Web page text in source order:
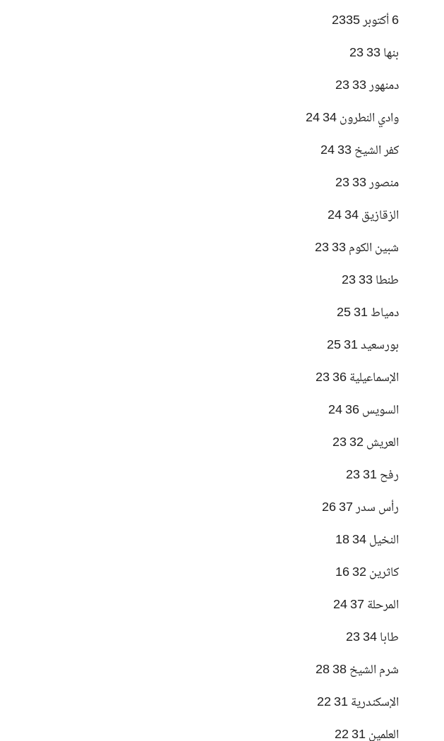
6 أكتوبر 2335
بنها 33 23
دمنهور 33 23
وادي النطرون 34 24
كفر الشيخ 33 24
منصور 33 23
الزقازيق 34 24
شبين الكوم 33 23
طنطا 33 23
دمياط 31 25
بورسعيد 31 25
الإسماعيلية 36 23
السويس 36 24
العريش 32 23
رفح 31 23
رأس سدر 37 26
النخيل 34 18
كاثرين 32 16
المرحلة 37 24
طابا 34 23
شرم الشيخ 38 28
الإسكندرية 31 22
العلمين 31 22